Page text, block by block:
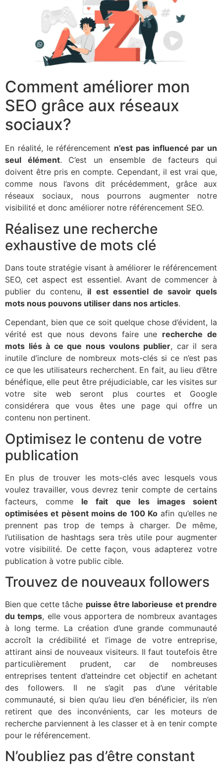
Comment améliorer mon
SEO grâce aux réseaux
sociaux?
En réalité, le référencement n’est pas influencé par un
seul élément. C’est un ensemble de facteurs qui
doivent être pris en compte. Cependant, il est vrai que,
comme nous l’avons dit précédemment, grâce aux
réseaux sociaux, nous pourrons augmenter notre
visibilité et donc améliorer notre référencement SEO.
Réalisez une recherche
exhaustive de mots clé
Dans toute stratégie visant à améliorer le référencement
SEO, cet aspect est essentiel. Avant de commencer à
publier du contenu, il est essentiel de savoir quels
mots nous pouvons utiliser dans nos articles.
Cependant, bien que ce soit quelque chose d’évident, la
vérité est que nous devons faire une recherche de
mots liés à ce que nous voulons publier, car il sera
inutile d’inclure de nombreux mots-clés si ce n’est pas
ce que les utilisateurs recherchent. En fait, au lieu d’être
bénéfique, elle peut être préjudiciable, car les visites sur
votre site web seront plus courtes et Google
considérera que vous êtes une page qui offre un
contenu non pertinent.
Optimisez le contenu de votre
publication
En plus de trouver les mots-clés avec lesquels vous
voulez travailler, vous devrez tenir compte de certains
facteurs, comme le fait que les images soient
optimisées et pèsent moins de 100 Ko afin qu’elles ne
prennent pas trop de temps à charger. De même,
l’utilisation de hashtags sera très utile pour augmenter
votre visibilité. De cette façon, vous adapterez votre
publication à votre public cible.
Trouvez de nouveaux followers
Bien que cette tâche puisse être laborieuse et prendre
du temps, elle vous apportera de nombreux avantages
à long terme. La création d’une grande communauté
accroît la crédibilité et l’image de votre entreprise,
attirant ainsi de nouveaux visiteurs. Il faut toutefois être
particulièrement prudent, car de nombreuses
entreprises tentent d’atteindre cet objectif en achetant
des followers. Il ne s’agit pas d’une véritable
communauté, si bien qu’au lieu d’en bénéficier, ils n’en
retirent que des inconvénients, car les moteurs de
recherche parviennent à les classer et à en tenir compte
pour le référencement.
N’oubliez pas d’être constant